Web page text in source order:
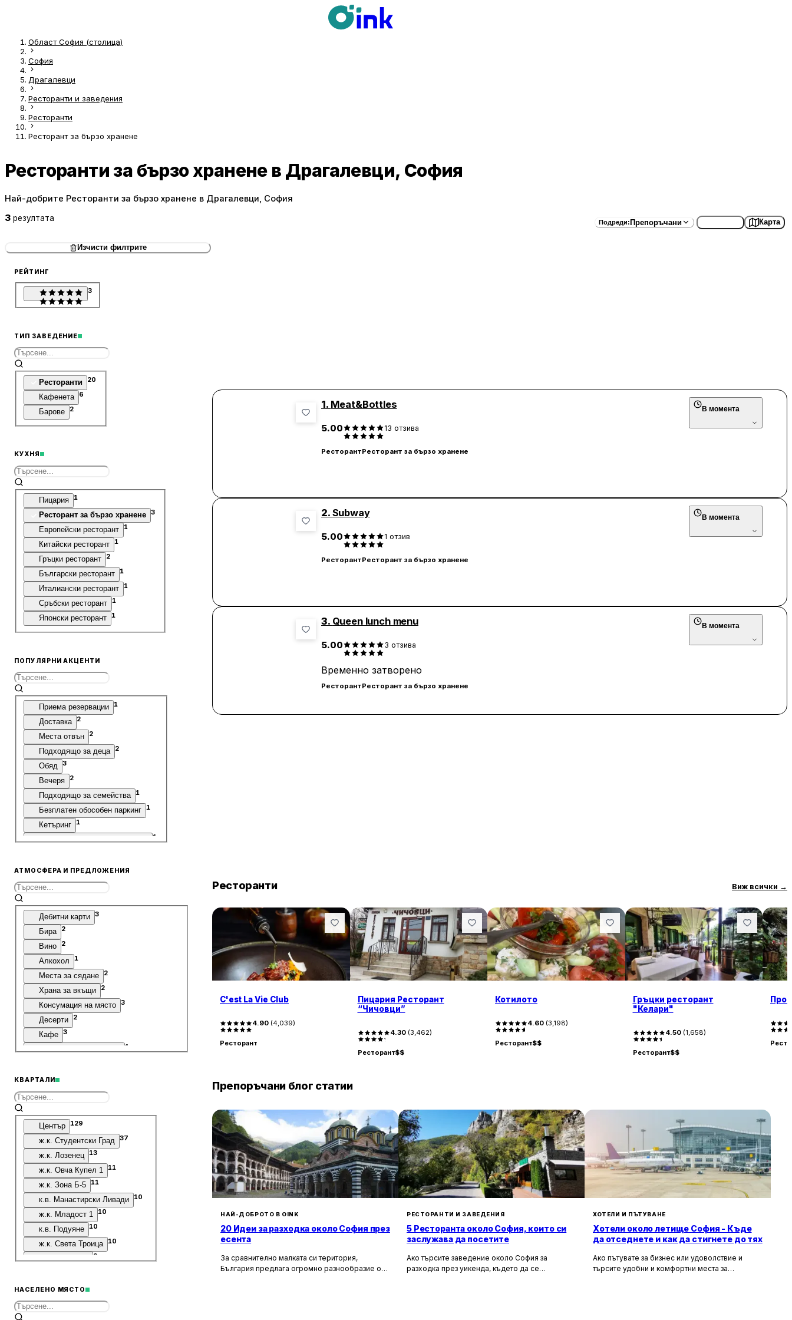
Област София (столица)
София
Драгалевци
Ресторанти и заведения
Ресторанти
Ресторант за бързо хранене
Ресторанти за бързо хранене в Драгалевци, София
Най-добрите Ресторанти за бързо хранене в Драгалевци, София
3 резултата Подреди:Препоръчани Карта
Изчисти филтрите
РЕЙТИНГ
3
ТИП ЗАВЕДЕНИЕ
Ресторанти 20
Кафенета 6
Барове 2
КУХНЯ
Пицария 1
Ресторант за бързо хранене 3
Европейски ресторант 1
Китайски ресторант 1
Гръцки ресторант 2
Български ресторант 1
Италиански ресторант 1
Сръбски ресторант 1
Японски ресторант 1
ПОПУЛЯРНИ АКЦЕНТИ
Приема резервации 1
Доставка 2
Места отвън 2
Подходящо за деца 2
Обяд 3
Вечеря 2
Подходящо за семейства 1
Безплатен обособен паркинг 1
Кетъринг 1
Безплатен паркинг на улицата 1
АТМОСФЕРА И ПРЕДЛОЖЕНИЯ
Дебитни карти 3
Бира 2
Вино 2
Алкохол 1
Места за сядане 2
Храна за вкъщи 2
Консумация на място 3
Десерти 2
Кафе 3
1
Високи столове
Хапване набързо 1
КВАРТАЛИ
Център 129
ж.к. Студентски Град 37
ж.к. Лозенец 13
ж.к. Овча Купел 1 11
ж.к. Зона Б-5 11
к.в. Манастирски Ливади 10
ж.к. Младост 1 10
к.в. Подуяне 10
ж.к. Света Троица 10
ж.к. Дружба 1 9
ж.к. Младост 4
ж.к. Дружба 2 8
НАСЕЛЕНО МЯСТО
1. Meat&Bottles
5.00 13 отзива
РесторантРесторант за бързо хранене
В момента
2. Subway
5.00 1 отзив
РесторантРесторант за бързо хранене
В момента
3. Queen lunch menu
5.00 3 отзива
Временно затворено
РесторантРесторант за бързо хранене
В момента
Ресторанти Виж всички →
C'est La Vie Club
4.90 (4,039)
Ресторант
Пицария Ресторант
“Чичовци”
4.30(3,462)
Ресторант$$
Котилото
4.60 (3,198)
Ресторант$$
Гръцки ресторант
"Келари"
4.50(1,658)
Ресторант$$
Проя
Препоръчани блог статии
НАЙ-ДОБРОТО В OINK
20 Идеи за разходка около София през
есента
За сравнително малката си територия,
България предлага огромно разнообразие от
РЕСТОРАНТИ И ЗАВЕДЕНИЯ
5 Ресторанта около София, които си
заслужава да посетите
Ако търсите заведение около София за
разходка през уикенда, където да се
ХОТЕЛИ И ПЪТУВАНЕ
Хотели около летище София - Къде
да отседнете и как да стигнете до тях
Ако пътувате за бизнес или удоволствие и
търсите удобни и комфортни места за